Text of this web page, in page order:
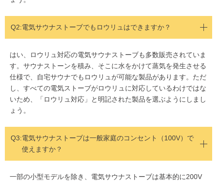
Q2:電気サウナストーブでもロウリュはできますか？
はい、ロウリュ対応の電気サウナストーブも多数販売されていま
す。サウナストーンを積み、そこに水をかけて蒸気を発生させる
仕様で、自宅サウナでもロウリュが可能な製品があります。ただ
し、すべての電気ストーブがロウリュに対応しているわけではな
いため、「ロウリュ対応」と明記された製品を選ぶようにしまし
ょう。
Q3:電気サウナストーブは一般家庭のコンセント（100V）で
使えますか？
一部の小型モデルを除き、電気サウナストーブは基本的に200V